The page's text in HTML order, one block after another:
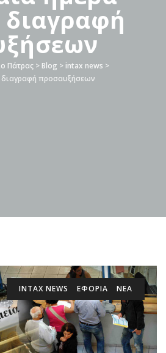
διαγραφή
Πάτρας > Blog > intax news >
διαγραφή προσαυξήσεων
INTAX NEWS ΕΦΟΡΙΑ ΝΕΑ